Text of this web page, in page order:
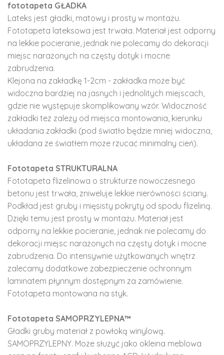
fototapeta GŁADKA
Lateks jest gładki, matowy i prosty w montażu.
Fototapeta lateksowa jest trwała. Materiał jest odporny
na lekkie pocieranie, jednak nie polecamy do dekoracji
miejsc narażonych na częsty dotyk i mocne
zabrudzenia.
Klejona na zakładkę 1-2cm - zakładka może być
widoczna bardziej na jasnych i jednolitych miejscach,
gdzie nie występuje skomplikowany wzór. Widoczność
zakładki tez zależy od miejsca montowania, kierunku
układania zakładki (pod światło będzie mniej widoczna,
układana ze światłem może rzucać minimalny cień).
Fototapeta STRUKTURALNA
Fototapeta flizelinowa o strukturze nowoczesnego
betonu jest trwała, zniweluje lekkie nierówności ściany.
Podkład jest gruby i mięsisty pokryty od spodu flizeliną.
Dzięki temu jest prosty w montażu. Materiał jest
odporny na lekkie pocieranie, jednak nie polecamy do
dekoracji miejsc narażonych na częsty dotyk i mocne
zabrudzenia. Do intensywnie użytkowanych wnętrz
zalecamy dodatkowe zabezpieczenie ochronnym
laminatem płynnym dostępnym za zamówienie.
Fototapeta montowana na styk.
Fototapeta SAMOPRZYLEPNA™
Gładki gruby materiał z powłoką winylową.
SAMOPRZYLEPNY. Może służyć jako okleina meblowa